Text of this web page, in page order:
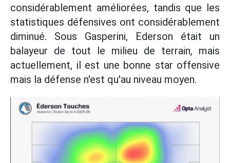
considérablement améliorées, tandis que les
statistiques défensives ont considérablement
diminué. Sous Gasperini, Ederson était un
balayeur de tout le milieu de terrain, mais
actuellement, il est une bonne star offensive
mais la défense n'est qu'au niveau moyen.